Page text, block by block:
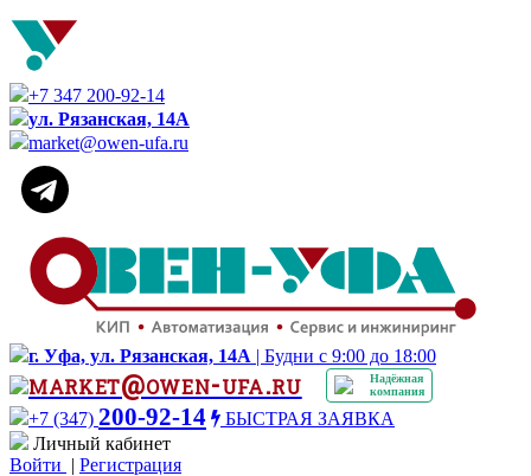
+7 347 200-92-14
ул. Рязанская, 14А
market@owen-ufa.ru
г. Уфа, ул. Рязанская, 14А | Будни с 9:00 до 18:00
market@owen-ufa.ru
Надёжная
компания
+7 (347) 200-92-14
БЫСТРАЯ ЗАЯВКА
Личный кабинет
Войти | Регистрация